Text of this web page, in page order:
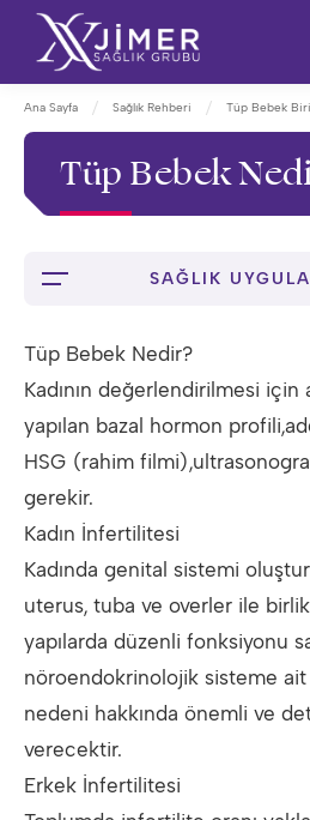
Ana Sayfa Sağlık Rehberi Tüp Bebek
Tüp Bebek
SAĞLIK
Tüp Bebek Nedir?
Kadının değerlendirilmesi
yapılan bazal hormon
HSG (rahim
gerekir.
Kadın İnfertilitesi
Kadında genital sistemi
uterus, tuba ve overler ile
yapılarda düzenli fonksiyonu
nöroendokrinolojik sisteme
nedeni hakkında önemli ve
verecektir.
Erkek İnfertilitesi